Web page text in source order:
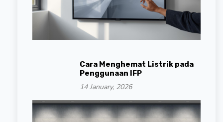
Cara Menghemat Listrik pada
Penggunaan IFP
14 January, 2026